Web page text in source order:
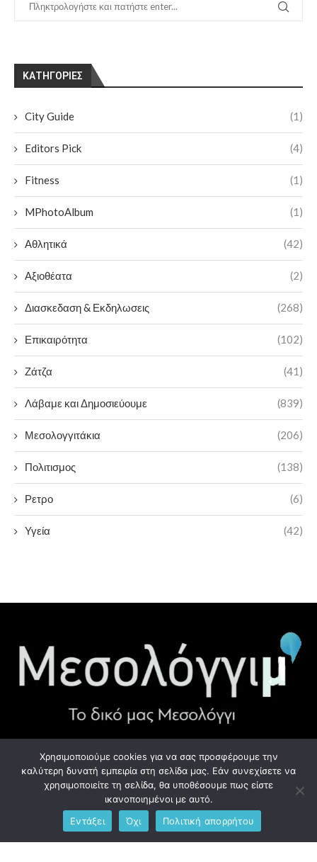
KΑΤΗΓΟΡΊΕΣ
City Guide (1)
Editors Pick (4)
Fitness (1)
MPhotoAlbum (1)
Αθλητικά (42)
Αξιοθέατα (2)
Διασκεδαση & Εκδηλωσεις (268)
Επικαιρότητα (102)
Ζάτζα (41)
Λάβαμε και Δημοσιεύουμε (839)
Μεσολογγιτάκια (206)
Πολιτισμος (138)
Ρετρο (6)
Υγεία (42)
ΧΡΉΣΙΜΑ LINK
Προσωπικά Δεδομένα - GDPR
Ανδρέου Λόντου 1, Μεσολόγγι 302 00
Χρησιμοποιούμε cookies για να σας προσφέρουμε την
καλύτερη δυνατή εμπειρία στη σελίδα μας. Εάν συνεχίσετε να
χρησιμοποιείτε τη σελίδα, θα υποθέσουμε πως είστε
ικανοποιημένοι με αυτό.
Εντάξει
Όχι Πολιτική απορρήτου